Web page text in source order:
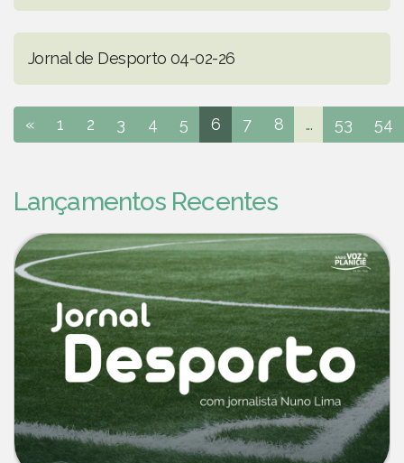
Jornal de Desporto 04-02-26
« 1 2 3 4 5 6 7 8 ... 53 54
Lançamentos Recentes